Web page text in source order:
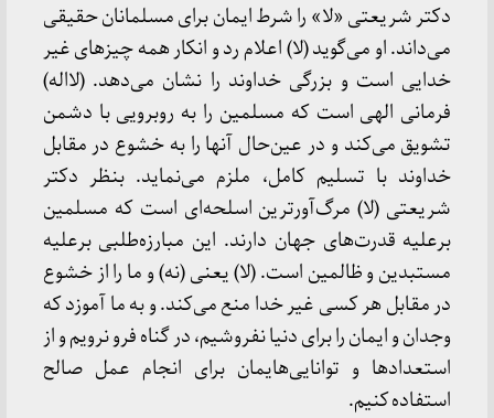
دکتر شریعتی «لا» را شرط ایمان برای مسلمانان حقیقی
می‌داند. او می‌گوید (لا) اعلام رد و انکار همه چیزهای غیر
خدایی است و بزرگی خداوند را نشان می‌دهد. (لااله)
فرمانی الهی است که مسلمین را به روبرویی با دشمن
تشویق می‌کند و در عین‌حال آنها را به خشوع در مقابل
خداوند با تسلیم کامل، ملزم می‌نماید. بنظر دکتر
شریعتی (لا) مرگ‌آورترین اسلحه‌ای است که مسلمین
برعلیه قدرت‌های جهان دارند. این مبارزه‌طلبی برعلیه
مستبدین و ظالمین است. (لا) یعنی (نه) و ما را از خشوع
در مقابل هر کسی غیر خدا منع می‌کند. و به ما آموزد که
وجدان و ایمان را برای دنیا نفروشیم، در گناه فرو نرویم و از
استعدادها و توانایی‌هایمان برای انجام عمل صالح
استفاده کنیم.